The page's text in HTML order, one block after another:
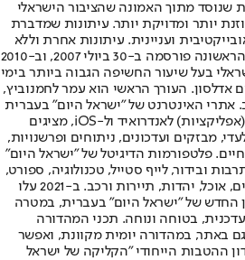
שנוסד מתוך האמונה שהציבור הישראלי
יותר ומדויקת יותר. עיתונות שמדברת
ועניינית. עיתונות אחרת וללא
תשלום. המהדורה המודפסת הראשונה פורסמה ב-30 ביולי 2007, וב-2010
בעל שיעור החשיפה הגבוה ביותר בימי
אדלסון. העורך הראשי הוא עמר לחמנוביץ,
אתרי האינטרנט של "ישראל היום" בעברית
ובאנגלית, כמו כן היישומונים (אפליקציות) לאנדרואיד ול-iOS, מציגים
מבזקים ועדכונים, ניתוחים ופרשנויות,
חיים. פלטפורמות הדיגיטל של "ישראל היום"
ובידור, לייף סטייל, טכנולוגיה, ספורט,
כלכלה וצרכנות, בריאות, חיילים, אוכל, יהדות, תיירות ורכב. ב-2021 עלו
החדש של "ישראל היום" בעברית, במטרה
בטוחה ונוחה. תכני המהדורה
באתר, במהדורה יומית מקוונת, ואפשר
ההטבות הייחודי "הקליקה של ישראל